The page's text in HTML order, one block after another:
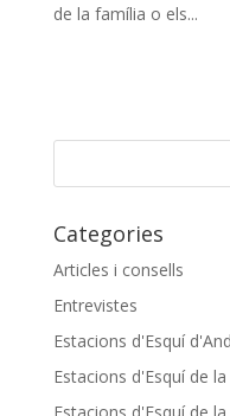
de la família o els...
Categories
Articles i consells
Entrevistes
Estacions d'Esquí
Estacions d'Esquí de